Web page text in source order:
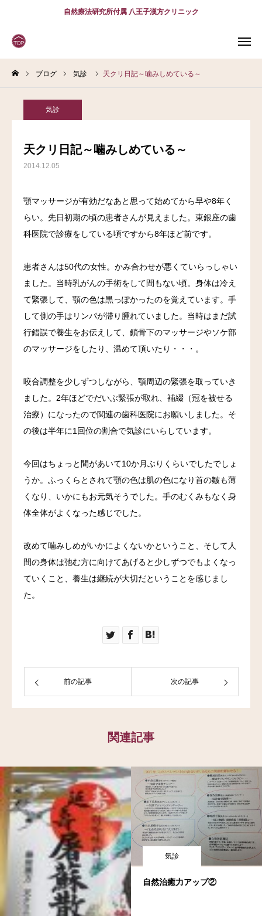
自然療法研究所付属 八王子漢方クリニック
ブログ 気診 天クリ日記～噛みしめている～
気診
天クリ日記～噛みしめている～
2014.12.05
顎マッサージが有効だなあと思って始めてから早や8年く
らい。先日初期の頃の患者さんが見えました。東銀座の歯
科医院で診療をしている頃ですから8年ほど前です。
患者さんは50代の女性。かみ合わせが悪くていらっしゃい
ました。当時乳がんの手術をして間もない頃。身体は冷え
て緊張して、顎の色は黒っぽかったのを覚えています。手
して側の手はリンパが滞り腫れていました。当時はまだ試
行錯誤で養生をお伝えして、鎖骨下のマッサージやソケ部
のマッサージをしたり、温めて頂いたり・・・。
咬合調整を少しずつしながら、顎周辺の緊張を取っていき
ました。2年ほどでだいぶ緊張が取れ、補綴（冠を被せる
治療）になったので関連の歯科医院にお願いしました。そ
の後は半年に1回位の割合で気診にいらしています。
今回はちょっと間があいて10か月ぶりくらいでしたでしょ
うか。ふっくらとされて顎の色は肌の色になり首の皺も薄
くなり、いかにもお元気そうでした。手のむくみもなく身
体全体がよくなった感じでした。
改めて噛みしめがいかによくないかということ、そして人
間の身体は弛む方に向けてあげると少しずつでもよくなっ
ていくこと、養生は継続が大切だということを感じまし
た。
前の記事 次の記事
関連記事
気診
自然治癒力アップ②
WEB予約
電話予約
当院について
料金
アクセス
気診の学校